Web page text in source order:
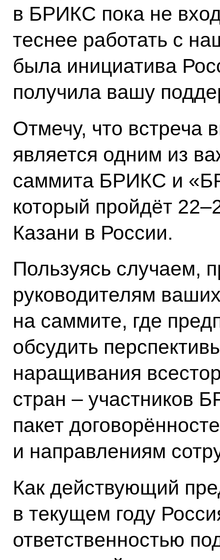
в БРИКС пока не
теснее работать с
была инициатива
получила вашу
Отмечу, что встреча
является одним из
саммита БРИКС и
который пройдёт
Казани в России.
Пользуясь случаем,
руководителям
на саммите, где
обсудить
наращивания
стран – участников
пакет
и направлениям
Как действующий
в текущем году
ответственностью